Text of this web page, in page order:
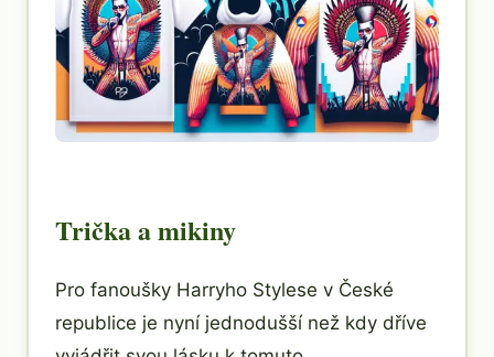
Trička a mikiny
Pro fanoušky Harryho Stylese v České
republice je nyní jednodušší než kdy dříve